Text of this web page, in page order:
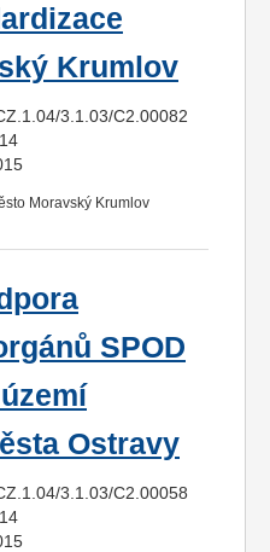
Krumlov
3.1.03/C2.00082
Moravský Krumlov
SPOD
Ostravy
3.1.03/C2.00058